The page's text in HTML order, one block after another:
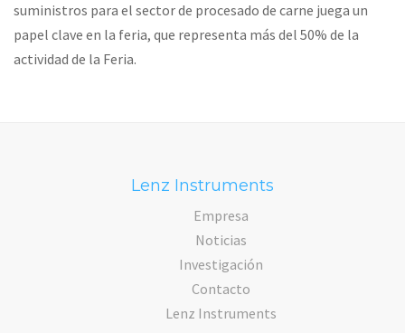
suministros para el sector de procesado de carne juega un
papel clave en la feria, que representa más del 50% de la
actividad de la Feria.
Lenz Instruments
Empresa
Noticias
Investigación
Contacto
Lenz Instruments